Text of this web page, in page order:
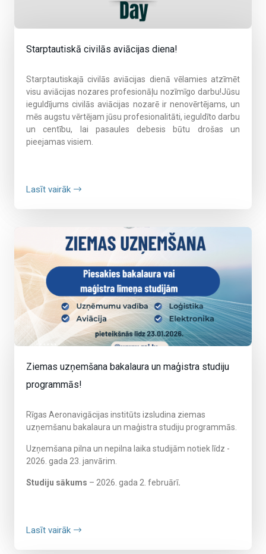
Starptautiskā civilās aviācijas diena!
Starptautiskajā civilās aviācijas dienā vēlamies atzīmēt
visu aviācijas nozares profesionāļu nozīmīgo darbu!Jūsu
ieguldījums civilās aviācijas nozarē ir nenovērtējams, un
mēs augstu vērtējam jūsu profesionalitāti, ieguldīto darbu
un centību, lai pasaules debesis būtu drošas un
pieejamas visiem.
Lasīt vairāk
Ziemas uzņemšana bakalaura un maģistra studiju
programmās!
Rīgas Aeronavigācijas institūts izsludina ziemas
uzņemšanu bakalaura un maģistra studiju programmās.
Uzņemšana pilna un nepilna laika studijām notiek līdz -
2026. gada 23. janvārim.
Studiju sākums – 2026. gada 2. februārī.
Lasīt vairāk